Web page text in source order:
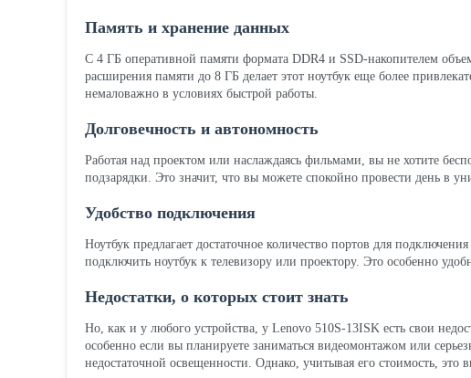
Память и хранение данных
С 4 ГБ оперативной памяти формата DDR4 и SSD-накопителем
расширения памяти до 8 ГБ делает этот ноутбук еще более
немаловажно в условиях быстрой работы.
Долговечность и автономность
Работая над проектом или наслаждаясь фильмами, вы не хотите
подзарядки. Это значит, что вы можете спокойно провести день в
Удобство подключения
Ноутбук предлагает достаточное количество портов для
подключить ноутбук к телевизору или проектору. Это особенно
Недостатки, о которых стоит знать
Но, как и у любого устройства, у Lenovo 510S-13ISK есть свои
особенно если вы планируете заниматься видеомонтажом или
недостаточной освещенности. Однако, учитывая его стоимость,